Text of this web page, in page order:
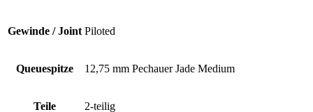
Gewinde / Joint Piloted
Queuespitze 12,75 mm Pechauer Jade Medium
Teile 2-teilig